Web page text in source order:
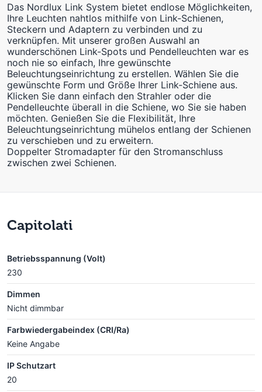
Das Nordlux Link System bietet endlose Möglichkeiten,
Ihre Leuchten nahtlos mithilfe von Link-Schienen,
Steckern und Adaptern zu verbinden und zu
verknüpfen. Mit unserer großen Auswahl an
wunderschönen Link-Spots und Pendelleuchten war es
noch nie so einfach, Ihre gewünschte
Beleuchtungseinrichtung zu erstellen. Wählen Sie die
gewünschte Form und Größe Ihrer Link-Schiene aus.
Klicken Sie dann einfach den Strahler oder die
Pendelleuchte überall in die Schiene, wo Sie sie haben
möchten. Genießen Sie die Flexibilität, Ihre
Beleuchtungseinrichtung mühelos entlang der Schienen
zu verschieben und zu erweitern.
Doppelter Stromadapter für den Stromanschluss
zwischen zwei Schienen.
Capitolati
Betriebsspannung (Volt)
230
Dimmen
Nicht dimmbar
Farbwiedergabeindex (CRI/Ra)
Keine Angabe
IP Schutzart
20